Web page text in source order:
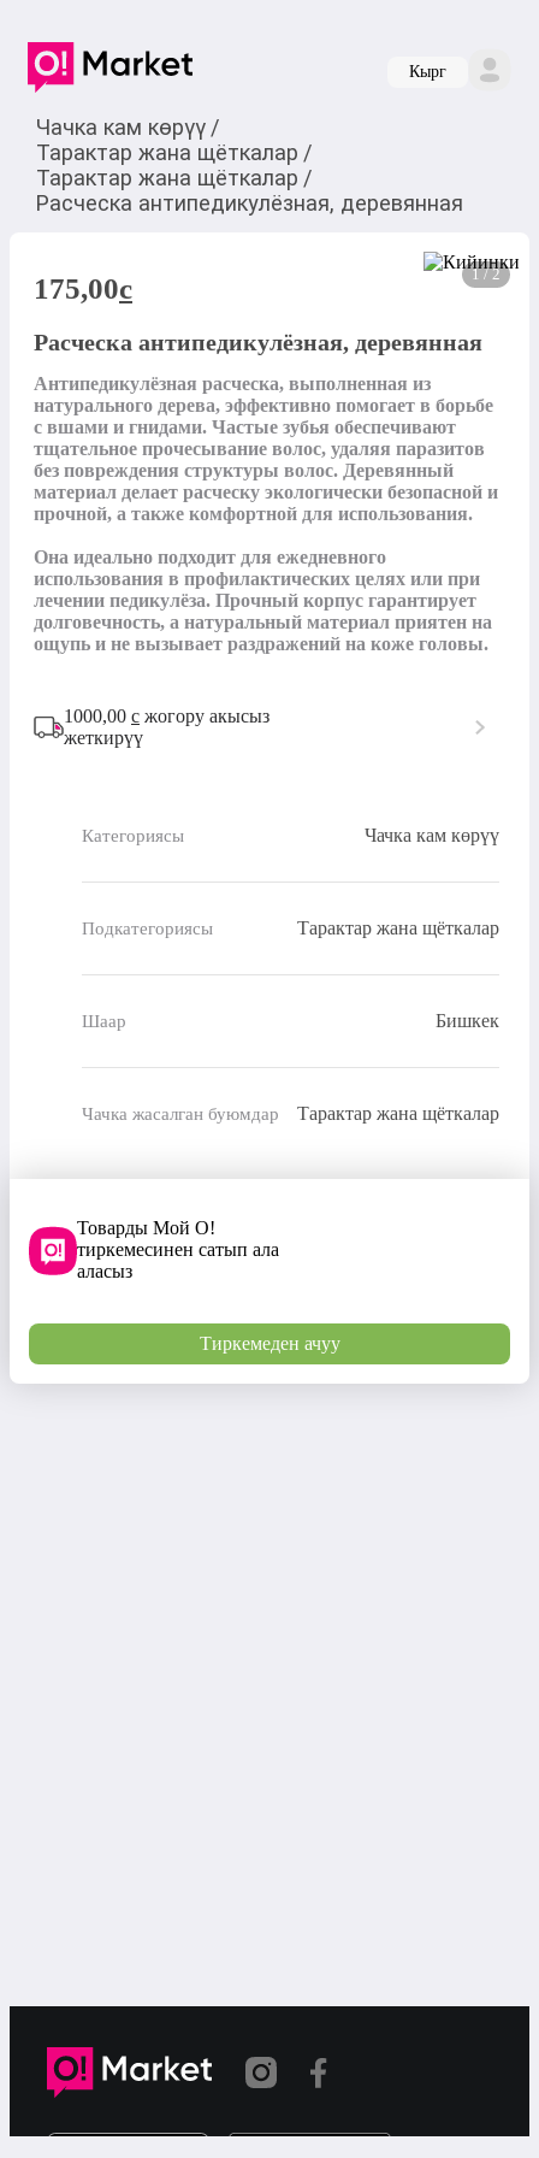
Кырг
Чачка кам көрүү /
Тарактар жана щёткалар /
Тарактар жана щёткалар /
Расческа антипедикулёзная, деревянная
1 / 2
175,00c
Расческа антипедикулёзная, деревянная
Антипедикулёзная расческа, выполненная из
натурального дерева, эффективно помогает в борьбе
с вшами и гнидами. Частые зубья обеспечивают
тщательное прочесывание волос, удаляя паразитов
без повреждения структуры волос. Деревянный
материал делает расческу экологически безопасной и
прочной, а также комфортной для использования.
Она идеально подходит для ежедневного
использования в профилактических целях или при
лечении педикулёза. Прочный корпус гарантирует
долговечность, а натуральный материал приятен на
ощупь и не вызывает раздражений на коже головы.
1000,00 с жогору акысыз
жеткирүү
Категориясы Чачка кам көрүү
Подкатегориясы Тарактар жана щёткалар
Шаар Бишкек
Чачка жасалган буюмдар Тарактар жана щёткалар
Товарды Мой О!
тиркемесинен сатып ала
аласыз
Тиркемеден ачуу